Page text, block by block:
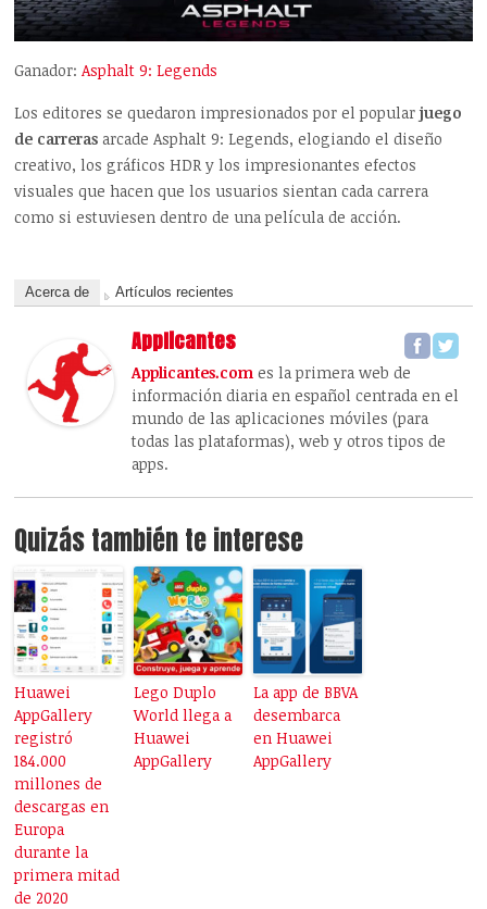
Ganador:Asphalt 9: Legends
Los editores se quedaron impresionados por el popularjuego
de carreras arcade Asphalt 9: Legends, elogiando el diseño
creativo, los gráficos HDR y los impresionantes efectos
visuales que hacen que los usuarios sientan cada carrera
como si estuviesen dentro de una película de acción.
Acerca de Artículos recientes
Applicantes
Applicantes.com es la primera web de
información diaria en español centrada en el
mundo de las aplicaciones móviles (para
todas las plataformas), web y otros tipos de
apps.
Quizás también te interese
Huawei
AppGallery
registró
184.000
millones de
descargas en
Europa
durante la
primera mitad
de 2020
Lego Duplo
World llega a
Huawei
AppGallery
La app de BBVA
desembarca
en Huawei
AppGallery